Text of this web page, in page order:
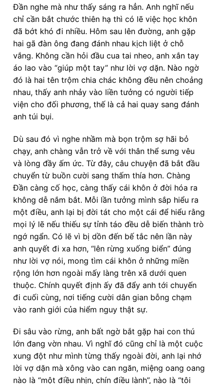
Đần nghe mà như thấy sáng ra hẳn. Anh nghĩ nếu
chỉ cần bắt chước thiên hạ thì có lẽ việc học khôn
đã bớt khó đi nhiều. Hôm sau lên đường, anh gặp
hai gã đàn ông đang đánh nhau kịch liệt ở chỗ
vắng. Không cần hỏi đầu cua tai nheo, anh xắn tay
áo lao vào “giúp một tay” như lời vợ dặn. Nào ngờ
đó là hai tên trộm chia chác không đều nên choảng
nhau, thấy anh nhảy vào liền tưởng có người tiếp
viện cho đối phương, thế là cả hai quay sang đánh
anh túi bụi.
Dù sau đó vì nghe nhầm mà bọn trộm sợ hãi bỏ
chạy, anh chàng vẫn trở về với thân thể sưng vêu
và lòng đầy ấm ức. Từ đây, câu chuyện đã bắt đầu
chuyển từ buồn cười sang thấm thía hơn. Chàng
Đần càng cố học, càng thấy cái khôn ở đời hóa ra
không dễ nắm bắt. Mỗi lần tưởng mình sắp hiểu ra
một điều, anh lại bị đời tát cho một cái để hiểu rằng
mọi lý lẽ nếu thiếu sự tỉnh táo đều dễ biến thành trò
ngớ ngẩn. Có lẽ vì bị dồn đến bế tắc nên lần này
anh quyết đi xa hơn, “lên rừng xuống biển” đúng
như lời vợ nói, mong tìm cái khôn ở những miền
rộng lớn hơn ngoài mấy làng trên xã dưới quen
thuộc. Chính quyết định ấy đã đẩy anh tới chuyến
đi cuối cùng, nơi tiếng cười dân gian bỗng chạm
vào ranh giới của hiểm nguy thật sự.
Đi sâu vào rừng, anh bất ngờ bắt gặp hai con thú
lớn đang vờn nhau. Vì nghĩ đó cũng chỉ là một cuộc
xung đột như mình từng thấy ngoài đời, anh lại nhớ
lời vợ dặn mà xông vào can ngăn, miệng oang oang
nào là “một điều nhịn, chín điều lành”, nào là “tôi